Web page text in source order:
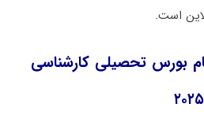
است.
بورس تحصیلی کارشناسی